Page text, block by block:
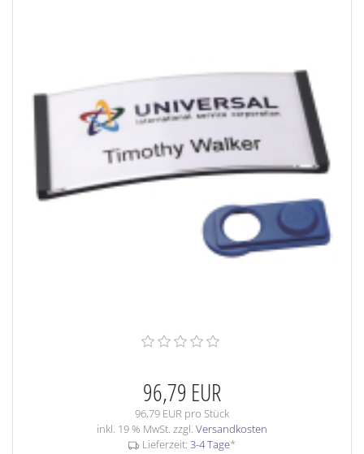
96,79 EUR
96,79 EUR pro Stück
inkl. 19 % MwSt. zzgl. Versandkosten
Lieferzeit: 3-4 Tage*